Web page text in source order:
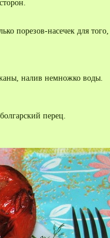
порезов-насечек для того,
налив немножко воды.
перец.